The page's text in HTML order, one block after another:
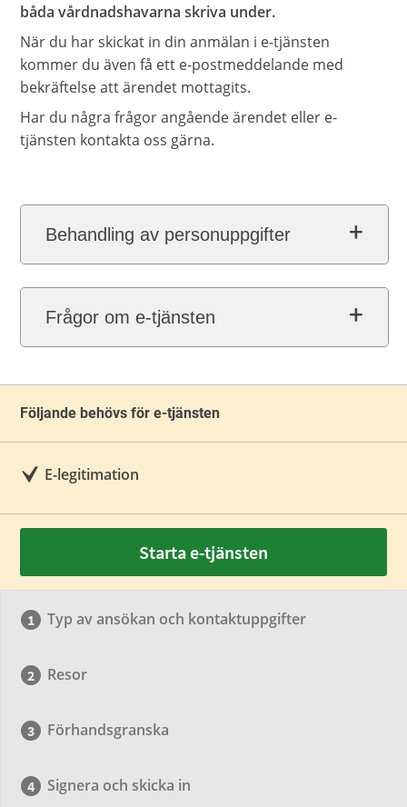
båda vårdnadshavarna skriva under.
När du har skickat in din anmälan i e-tjänsten
kommer du även få ett e-postmeddelande med
bekräftelse att ärendet mottagits.
Har du några frågor angående ärendet eller e-
tjänsten kontakta oss gärna.
Behandling av personuppgifter
Frågor om e-tjänsten
Följande behövs för e-tjänsten
E-legitimation
Starta e-tjänsten
Typ av ansökan och kontaktuppgifter
Resor
Förhandsgranska
Signera och skicka in